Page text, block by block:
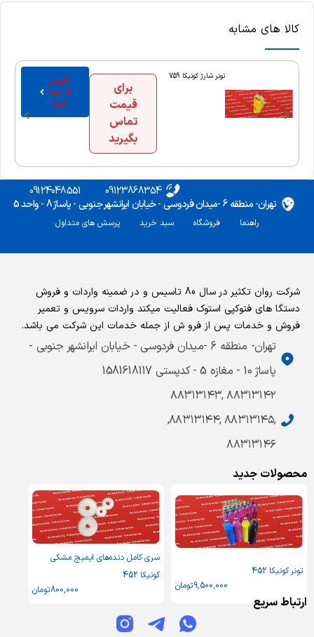
کالا های مشابه
تونر شارژ کونیکا 759
برای
قیمت
تماس
بگیرید
افزودن
به سبد
خرید
تهران- منطقه 6 -میدان فردوسی - خیابان ایرانشهر جنوبی - پاساژ 8 - واحد 5
09123868354
09124048551
راهنما فروشگاه سبد خرید پرسش های متداول
شرکت روان تکثیر در سال 80 تاسیس و در ضمینه واردات و فروش
دستگا های فتوکپی استوک فعالیت میکند واردات سرویس و تعمیر
فروش و خدمات پس از فرو ش از جمله خدمات این شرکت می باشد.
تهران- منطقه 6 -میدان فردوسی - خیابان ایرانشهر جنوبی -
پاساژ 10 - مغازه 5 - کدپستی 1581618117
۸۸۳۱۳۱۴۲ ,۸۸۳۱۳۱۴۳
,۸۸۳۱۳۱۴۵ ,۸۸۳۱۳۱۴۴,
۸۸۳۱۳۱۴۶
محصولات جدید
تونر کونیکا 452
9,500,000تومان
سری کامل دنده‌های ایمیج مشکی
کونیکا 452
800,000تومان
ارتباط سریع